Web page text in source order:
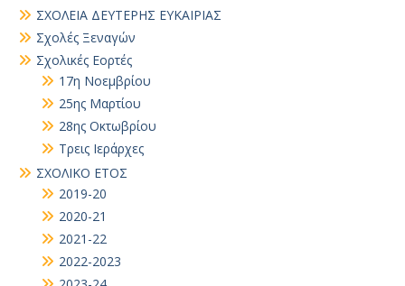
ΣΧΟΛΕΙΑ ΔΕΥΤΕΡΗΣ ΕΥΚΑΙΡΙΑΣ
Σχολές Ξεναγών
Σχολικές Εορτές
17η Νοεμβρίου
25ης Μαρτίου
28ης Οκτωβρίου
Τρεις Ιεράρχες
ΣΧΟΛΙΚΟ ΕΤΟΣ
2019-20
2020-21
2021-22
2022-2023